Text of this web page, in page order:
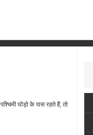
घोड़ो के पास रहते हैं, तो